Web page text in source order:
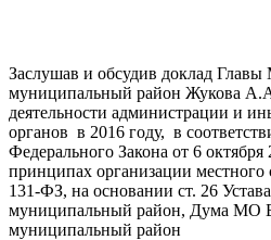
Заслушав и обсудив доклад
муниципальный район Жукова А.А.
деятельности администрации и
органов в 2016 году, в
Федерального Закона от 6
принципах организации
131-ФЗ, на основании ст. 26
муниципальный район, Дума МО
муниципальный район